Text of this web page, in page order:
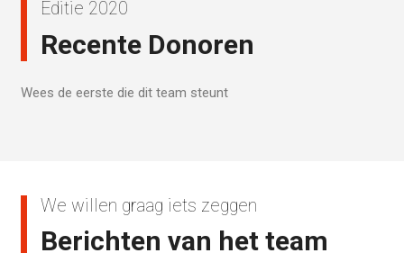
Editie 2020
Recente Donoren
Wees de eerste die dit team steunt
We willen graag iets zeggen
Berichten van het team